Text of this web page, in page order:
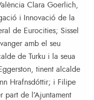
Clara Goerlich,
i Innovació de la
de Eurocities; Sissel
amb el seu
de Turku i la seua
tinent alcalde
Hrafnsdóttir; i Filipe
part de l’Ajuntament